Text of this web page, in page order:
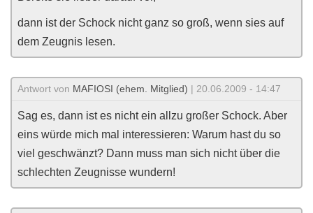
dann ist der Schock nicht ganz so groß, wenn sies auf
dem Zeugnis lesen.
Antwort von MAFIOSI (ehem. Mitglied) | 20.06.2009 - 14:47
Sag es, dann ist es nicht ein allzu großer Schock. Aber
eins würde mich mal interessieren: Warum hast du so
viel geschwänzt? Dann muss man sich nicht über die
schlechten Zeugnisse wundern!